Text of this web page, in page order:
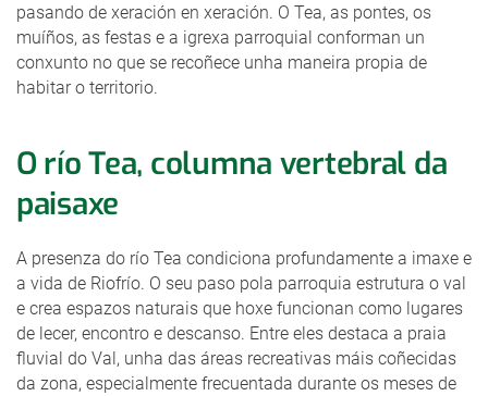
pasando de xeración en xeración. O Tea, as pontes, os
muíños, as festas e a igrexa parroquial conforman un
conxunto no que se recoñece unha maneira propia de
habitar o territorio.
O río Tea, columna vertebral da
paisaxe
A presenza do río Tea condiciona profundamente a imaxe e
a vida de Riofrío. O seu paso pola parroquia estrutura o val
e crea espazos naturais que hoxe funcionan como lugares
de lecer, encontro e descanso. Entre eles destaca a praia
fluvial do Val, unha das áreas recreativas máis coñecidas
da zona, especialmente frecuentada durante os meses de